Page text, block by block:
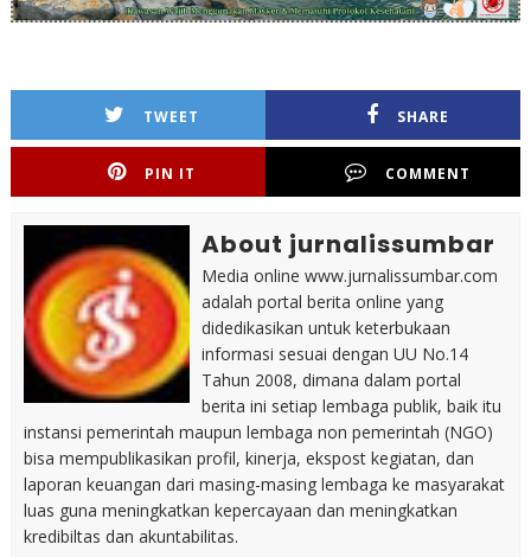
TWEET SHARE
PIN IT COMMENT
About jurnalissumbar
Media online www.jurnalissumbar.com
adalah portal berita online yang
didedikasikan untuk keterbukaan
informasi sesuai dengan UU No.14
Tahun 2008, dimana dalam portal
berita ini setiap lembaga publik, baik itu
instansi pemerintah maupun lembaga non pemerintah (NGO)
bisa mempublikasikan profil, kinerja, ekspost kegiatan, dan
laporan keuangan dari masing-masing lembaga ke masyarakat
luas guna meningkatkan kepercayaan dan meningkatkan
kredibiltas dan akuntabilitas.